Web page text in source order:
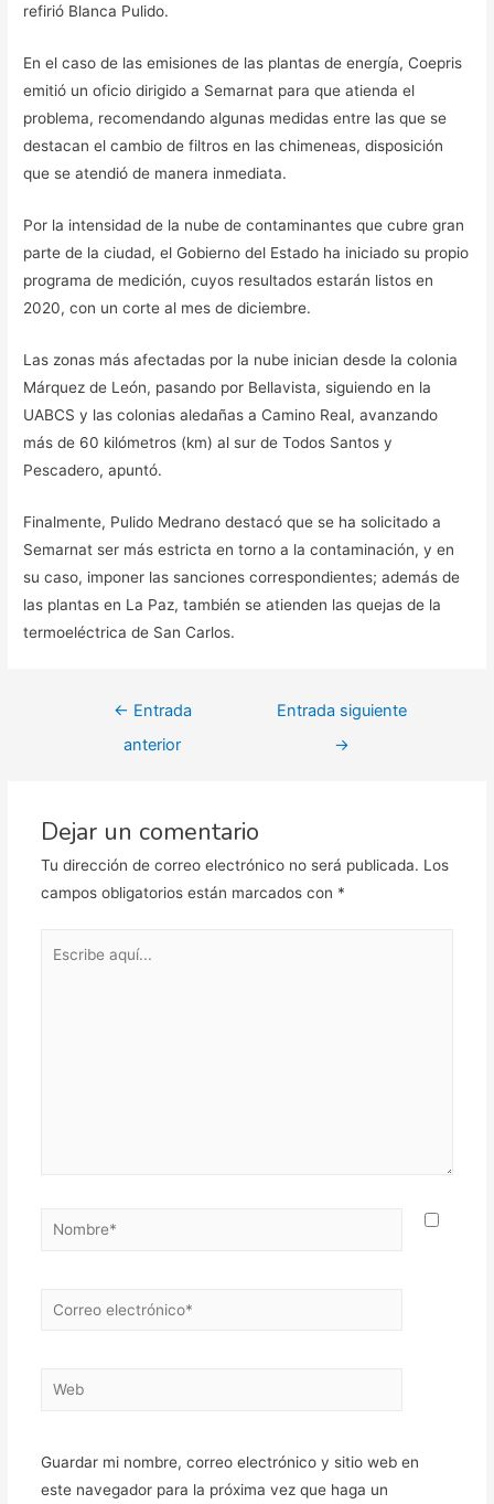
refirió Blanca Pulido.
En el caso de las emisiones de las plantas de energía, Coepris
emitió un oficio dirigido a Semarnat para que atienda el
problema, recomendando algunas medidas entre las que se
destacan el cambio de filtros en las chimeneas, disposición
que se atendió de manera inmediata.
Por la intensidad de la nube de contaminantes que cubre gran
parte de la ciudad, el Gobierno del Estado ha iniciado su propio
programa de medición, cuyos resultados estarán listos en
2020, con un corte al mes de diciembre.
Las zonas más afectadas por la nube inician desde la colonia
Márquez de León, pasando por Bellavista, siguiendo en la
UABCS y las colonias aledañas a Camino Real, avanzando
más de 60 kilómetros (km) al sur de Todos Santos y
Pescadero, apuntó.
Finalmente, Pulido Medrano destacó que se ha solicitado a
Semarnat ser más estricta en torno a la contaminación, y en
su caso, imponer las sanciones correspondientes; además de
las plantas en La Paz, también se atienden las quejas de la
termoeléctrica de San Carlos.
Navegación
← Entrada
anterior
Entrada siguiente
→
Dejar un comentario
Tu dirección de correo electrónico no será publicada. Los
campos obligatorios están marcados con *
Nombre*
Correo
Web
Guardar mi nombre, correo electrónico y sitio web en
este navegador para la próxima vez que haga un